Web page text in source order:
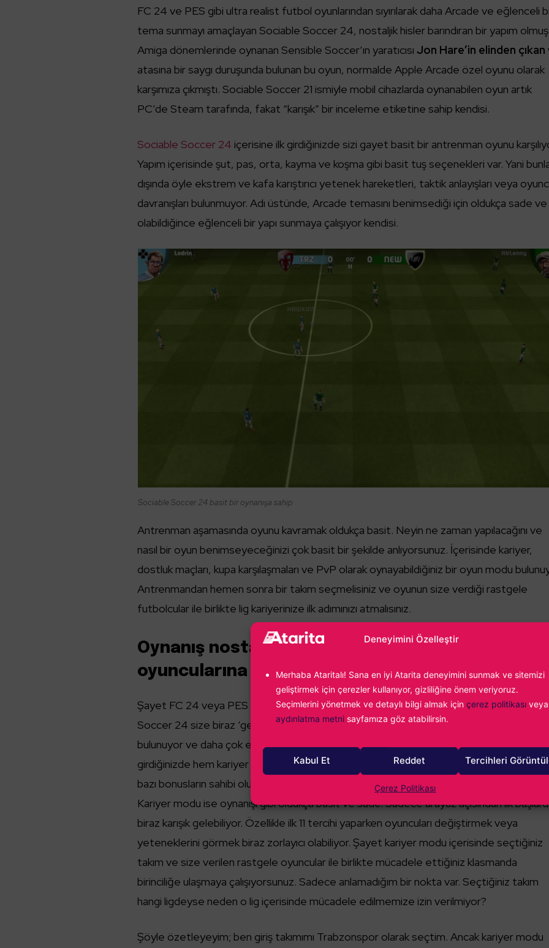
Deneyimini Özelleştir
Merhaba Ataritalı! Sana en iyi Atarita deneyimini sunmak ve sitemizi
geliştirmek için çerezler kullanıyor, gizliliğine önem veriyoruz.
Seçimlerini yönetmek ve detaylı bilgi almak için çerez politikası veya
aydınlatma metni sayfamıza göz atabilirsin.
Kabul Et Reddet Tercihleri
Çerez Politikası
FC 24 ve PES gibi ultra realist futbol oyunlarından sıyırılarak daha Arcade ve eğlenceli
tema sunmayı amaçlayan Sociable Soccer 24, nostaljik hisler barındıran bir yapım
Amiga dönemlerinde oynanan Sensible Soccer’ın yaratıcısıJon Hare’in elinden çıkan
atasına bir saygı duruşunda bulunan bu oyun, normalde Apple Arcade özel oyunu olarak
karşımıza çıkmıştı. Sociable Soccer 21 ismiyle mobil cihazlarda oynanabilen oyun artık
PC’de Steam tarafında, fakat “karışık” bir inceleme etiketine sahip kendisi.
Sociable Soccer 24 içerisine ilk girdiğinizde sizi gayet basit bir antrenman oyunu
Yapım içerisinde şut, pas, orta, kayma ve koşma gibi basit tuş seçenekleri var. Yani
dışında öyle ekstrem ve kafa karıştırıcı yetenek hareketleri, taktik anlayışları veya
davranışları bulunmuyor. Adı üstünde, Arcade temasını benimsediği için oldukça sade ve
olabildiğince eğlenceli bir yapı sunmaya çalışıyor kendisi.
Sociable Soccer 24 basit bir oynanışa sahip
Antrenman aşamasında oyunu kavramak oldukça basit. Neyin ne zaman yapılacağını ve
nasıl bir oyun benimseyeceğinizi çok basit bir şekilde anlıyorsunuz. İçerisinde kariyer,
dostluk maçları, kupa karşılaşmaları ve PvP olarak oynayabildiğiniz bir oyun modu
Antrenmandan hemen sonra bir takım seçmelisiniz ve oyunun size verdiği rastgele
futbolcular ile birlikte lig kariyerinize ilk adımınızı atmalısınız.
Oynanış nostaljik hisler barındırıyor ama
oyuncularına yavan gelebilir
Şayet FC 24 veya PES gibi realist futbol oyunlarına çok aşinaysanız o zaman Sociable
Soccer 24 size biraz ‘geri’ bir oyun gibi görünebilir. Neticede çok basit bir kontrol
bulunuyor ve daha çok elle çizilmiş gibi duran görselliği ile ön plana çıkıyor. Oyuna her
girdiğinizde hem kariyer aşamasında hem de PvP arenalarında kullanabileceğiniz günlük
bazı bonusların sahibi oluyorsunuz. Bu bonuslar bazen bir oyuncu, bazen ise para
Kariyer modu ise oynanışı gibi oldukça basit ve sade. Sadece arayüz açısından ilk
biraz karışık gelebiliyor. Özellikle ilk 11 tercihi yaparken oyuncuları değiştirmek veya
yeteneklerini görmek biraz zorlayıcı olabiliyor. Şayet kariyer modu içerisinde seçtiğiniz
takım ve size verilen rastgele oyuncular ile birlikte mücadele ettiğiniz klasmanda
birinciliğe ulaşmaya çalışıyorsunuz. Sadece anlamadığım bir nokta var. Seçtiğiniz takım
hangi ligdeyse neden o lig içerisinde mücadele edilmemize izin verilmiyor?
Şöyle özetleyeyim; ben giriş takımımı Trabzonspor olarak seçtim. Ancak kariyer modu